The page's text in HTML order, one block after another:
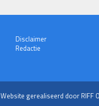
Disclaimer
Redactie
Website gerealiseerd door RIFF